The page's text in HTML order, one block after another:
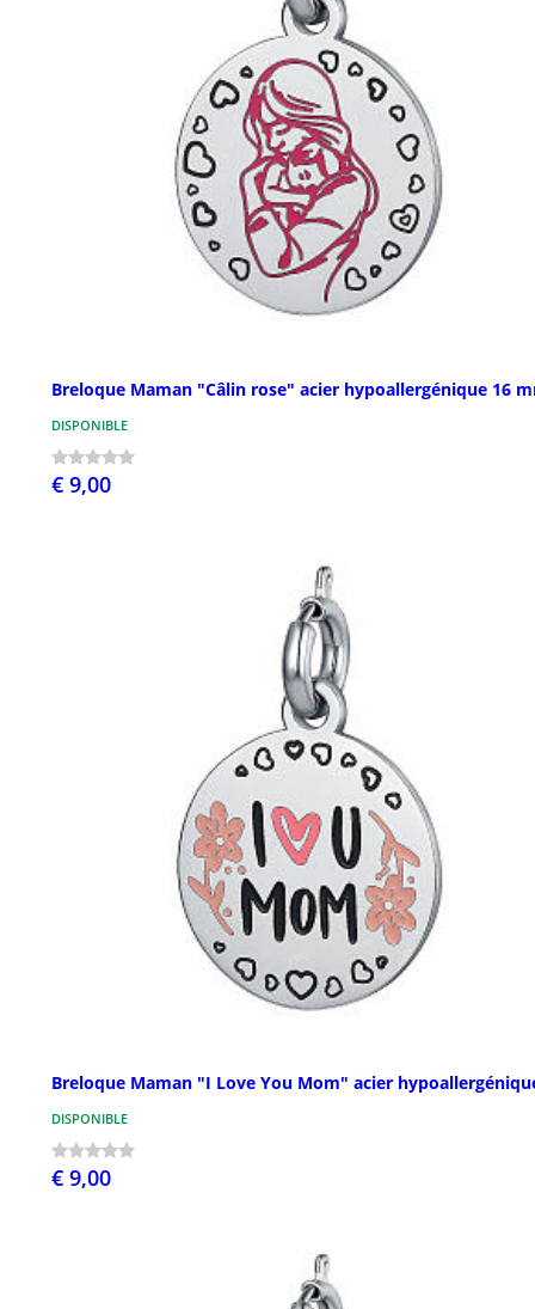
Breloque Maman "Câlin rose" acier hypoallergénique 16
DISPONIBLE
€ 9,00
Breloque Maman "I Love You Mom" acier
DISPONIBLE
€ 9,00